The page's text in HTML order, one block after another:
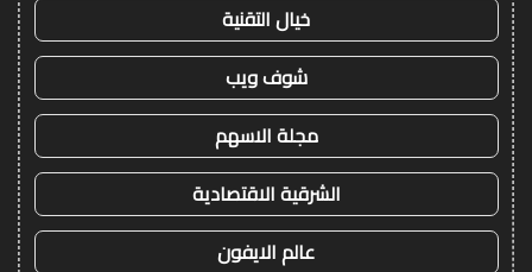
خيال التقنية
شوف ويب
مجلة الاسهم
الشرقية الاقتصادية
عالم الايفون